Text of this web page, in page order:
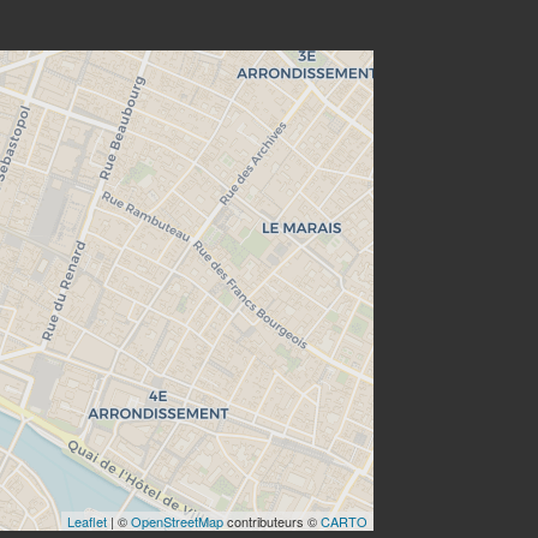
Leaflet| ©OpenStreetMapcontributeurs ©CARTO